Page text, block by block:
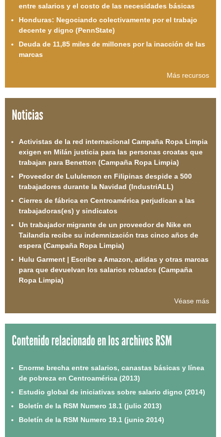
entre salarios y el costo de las necesidades básicas
Honduras: Negociando colectivamente por el trabajo
decente y digno (PennState)
Deuda de 11,85 miles de millones por la inacción de las
marcas
Más recursos
Noticias
Activistas de la red internacional Campaña Ropa Limpia
exigen en Milán justicia para las personas croatas que
trabajan para Benetton (Campaña Ropa Limpia)
Proveedor de Lululemon en Filipinas despide a 500
trabajadores durante la Navidad (IndustriALL)
Cierres de fábrica en Centroamérica perjudican a las
trabajadoras(es) y sindicatos
Un trabajador migrante de un proveedor de Nike en
Tailandia recibe su indemnización tras cinco años de
espera (Campaña Ropa Limpia)
Hulu Garment | Escribe a Amazon, adidas y otras marcas
para que devuelvan los salarios robados (Campaña
Ropa Limpia)
Véase más
Contenido relacionado en los archivos RSM
Enorme brecha entre salarios, canastas básicas y línea
de pobreza en Centroamérica (2013)
Estudio global de iniciativas sobre salario digno (2014)
Boletín de la RSM Numero 18.1 (julio 2013)
Boletín de la RSM Numero 19.1 (junio 2014)